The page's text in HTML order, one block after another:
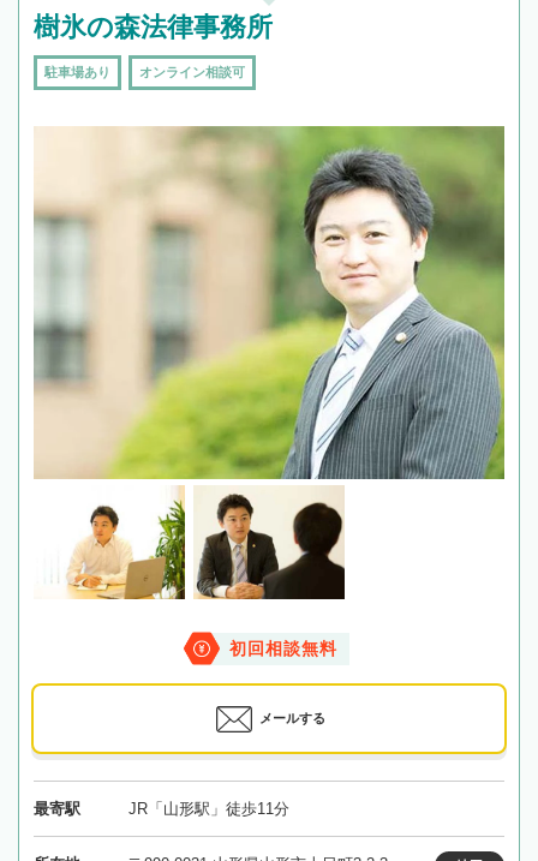
樹氷の森法律事務所
駐車場あり オンライン相談可
初回相談無料
メールする
最寄駅 JR「山形駅」徒歩11分